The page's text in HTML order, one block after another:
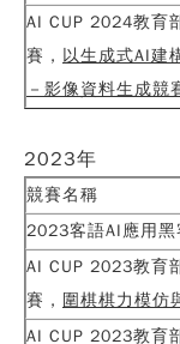
AI CUP 2024教育
賽， 以生成式AI建
－影像資料生成競
2023年
競賽名稱
2023客語AI應用
AI CUP 2023教育
賽， 圍棋棋力模仿
AI CUP 2023教育